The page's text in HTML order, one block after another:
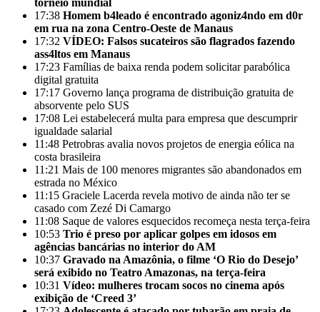
torneio mundial
17:38 Homem b4leado é encontrado agoniz4ndo em d0r
em rua na zona Centro-Oeste de Manaus
17:32 VÍDEO: Falsos sucateiros são flagrados fazendo
ass4ltos em Manaus
17:23 Famílias de baixa renda podem solicitar parabólica
digital gratuita
17:17 Governo lança programa de distribuição gratuita de
absorvente pelo SUS
17:08 Lei estabelecerá multa para empresa que descumprir
igualdade salarial
11:48 Petrobras avalia novos projetos de energia eólica na
costa brasileira
11:21 Mais de 100 menores migrantes são abandonados em
estrada no México
11:15 Graciele Lacerda revela motivo de ainda não ter se
casado com Zezé Di Camargo
11:08 Saque de valores esquecidos recomeça nesta terça-feira
10:53 Trio é preso por aplicar golpes em idosos em
agências bancárias no interior do AM
10:37 Gravado na Amazônia, o filme ‘O Rio do Desejo’
será exibido no Teatro Amazonas, na terça-feira
10:31 Vídeo: mulheres trocam socos no cinema após
exibição de ‘Creed 3’